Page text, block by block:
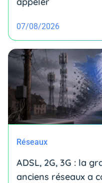
07/08/2026
Réseaux
ADSL, 2G, 3G : la
anciens réseaux a